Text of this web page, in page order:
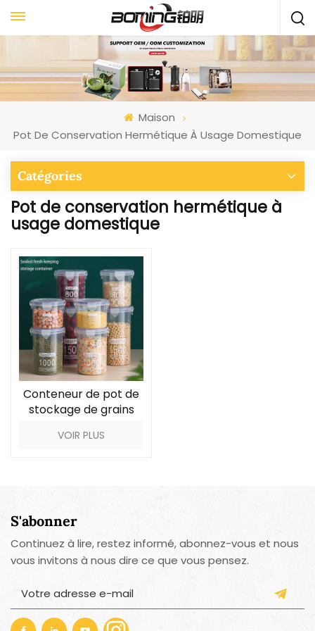
Maison
Pot De Conservation Hermétique À Usage Domestique
Catégories
Pot de conservation hermétique à
usage domestique
Conteneur de pot de
stockage de grains
plastique
VOIR PLUS
S'abonner
Continuez à lire, restez informé, abonnez-vous et nous
vous invitons à nous dire ce que vous pensez.